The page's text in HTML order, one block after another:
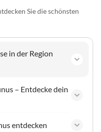
Sie die schönsten
in der Region
– Entdecke dein
entdecken